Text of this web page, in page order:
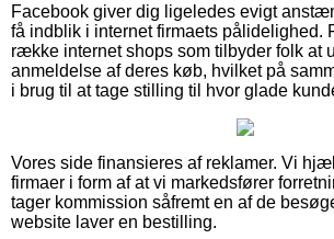
Facebook giver dig ligeledes evigt
få indblik i internet firmaets pålidelighed.
række internet shops som tilbyder folk at
anmeldelse af deres køb, hvilket på
i brug til at tage stilling til hvor glade
Vores side finansieres af reklamer. Vi
firmaer i form af at vi markedsfører
tager kommission såfremt en af de
website laver en bestilling.